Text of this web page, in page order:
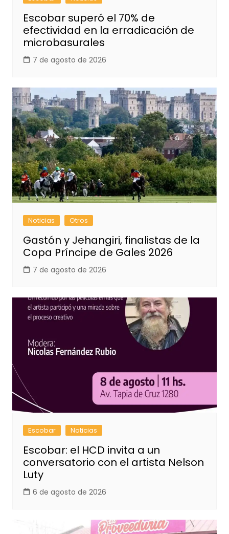
Escobar superó el 70% de
efectividad en la erradicación de
microbasurales
7 de agosto de 2026
Noticias Otros
Gastón y Jehangiri, finalistas de la
Copa Príncipe de Gales 2026
7 de agosto de 2026
Escobar Noticias
Escobar: el HCD invita a un
conversatorio con el artista Nelson
Luty
6 de agosto de 2026